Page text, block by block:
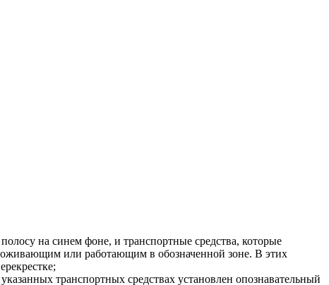
на синем фоне, и транспортные средства, которые
или работающим в обозначенной зоне. В этих
транспортных средствах установлен опознавательный